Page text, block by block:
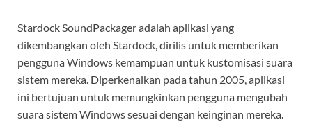
Stardock SoundPackager adalah aplikasi yang
dikembangkan oleh Stardock, dirilis untuk memberikan
pengguna Windows kemampuan untuk kustomisasi suara
sistem mereka. Diperkenalkan pada tahun 2005, aplikasi
ini bertujuan untuk memungkinkan pengguna mengubah
suara sistem Windows sesuai dengan keinginan mereka.